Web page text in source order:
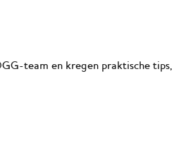
team en kregen praktische tips,